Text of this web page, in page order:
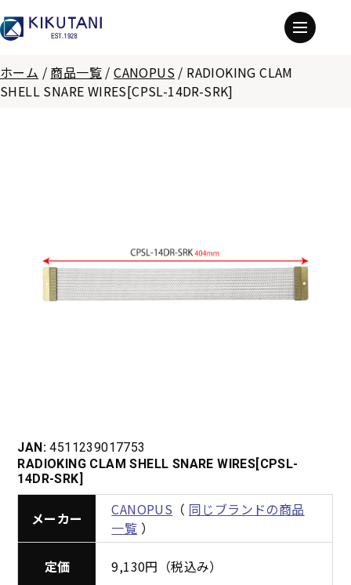
ホーム / 商品一覧 /CANOPUS / RADIOKING CLAM
SHELL SNARE WIRES[CPSL-14DR-SRK]
JAN: 4511239017753
RADIOKING CLAM SHELL SNARE WIRES[CPSL-
14DR-SRK]
メーカー CANOPUS （ 同じブランドの商品
一覧 ）
定価 9,130円（税込み）